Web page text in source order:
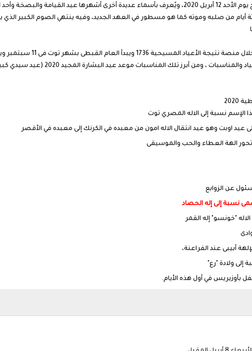
حسب النتيجة القبطية يوافق يوم عيد القيامة او عيد الفصح يوم الأحد 12 أبريل 2020، ويًعرف بأسماء عديدة أخرى
أيام من صلبه وموته كما هو مسطور في العهد الجديد، وفيه ينتهي الصوم الكبير الذي
رابط الاستعلام عن تاريخ انتهاء